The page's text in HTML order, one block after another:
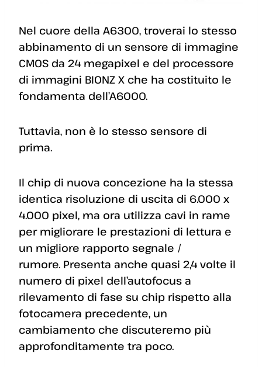
Nel cuore della A6300, troverai lo stesso
abbinamento di un sensore di immagine
CMOS da 24 megapixel e del processore
di immagini BIONZ X che ha costituito le
fondamenta dell’A6000.
Tuttavia, non è lo stesso sensore di
prima.
Il chip di nuova concezione ha la stessa
identica risoluzione di uscita di 6.000 x
4.000 pixel, ma ora utilizza cavi in ​​rame
per migliorare le prestazioni di lettura e
un migliore rapporto segnale /
rumore. Presenta anche quasi 2,4 volte il
numero di pixel dell’autofocus a
rilevamento di fase su chip rispetto alla
fotocamera precedente, un
cambiamento che discuteremo più
approfonditamente tra poco.